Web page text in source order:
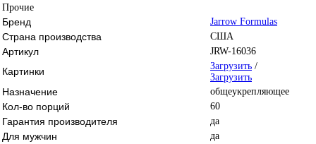
Прочие
Бренд Jarrow Formulas
Страна производства США
Артикул JRW-16036
Картинки Загрузить /
Загрузить
Назначение общеукрепляющее
Кол-во порций 60
Гарантия производителя да
Для мужчин да